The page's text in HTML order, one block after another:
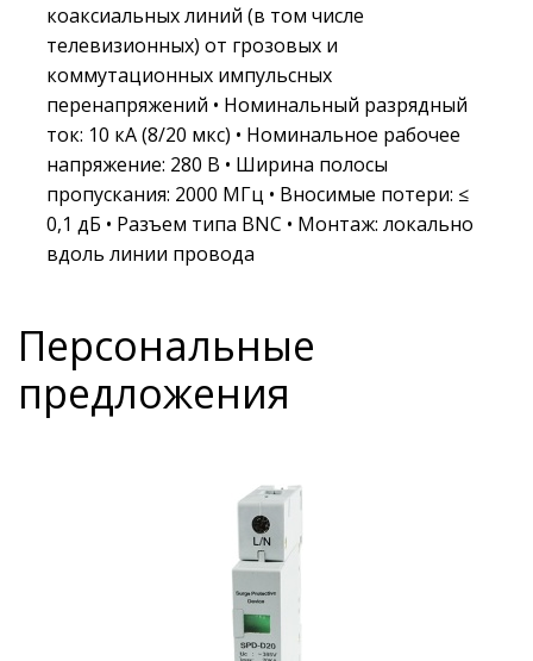
коаксиальных линий (в том числе
телевизионных) от грозовых и
коммутационных импульсных
перенапряжений • Номинальный разрядный
ток: 10 кА (8/20 мкс) • Номинальное рабочее
напряжение: 280 В • Ширина полосы
пропускания: 2000 МГц • Вносимые потери: ≤
0,1 дБ • Разъем типа BNC • Монтаж: локально
вдоль линии провода
Персональные
предложения